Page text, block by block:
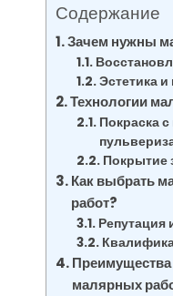
Содержание
Зачем нужны
Эстетика
Технологии
Покраска
Покрытие
Как выбрать
работ?
Репутация
малярных